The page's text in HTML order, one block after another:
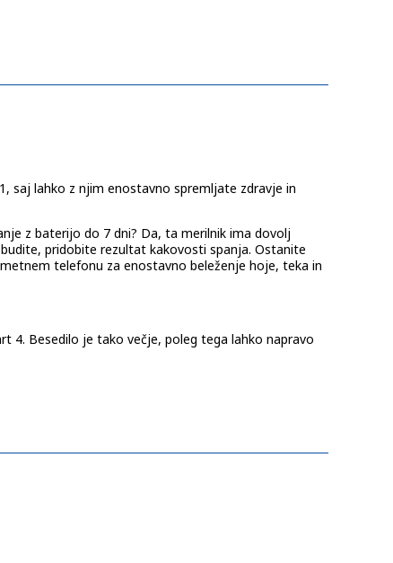
saj lahko z njim enostavno spremljate zdravje in
z baterijo do 7 dni? Da, ta merilnik ima dovolj
pridobite rezultat kakovosti spanja. Ostanite
telefonu za enostavno beleženje hoje, teka in
4. Besedilo je tako večje, poleg tega lahko napravo
zdravje in dobro počutje.